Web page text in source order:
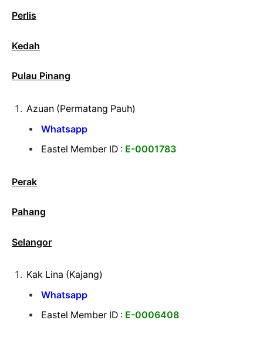
Perlis
Kedah
Pulau Pinang
Azuan (Permatang Pauh)
Whatsapp
Eastel Member ID : E-0001783
Perak
Pahang
Selangor
Kak Lina (Kajang)
Whatsapp
Eastel Member ID : E-0006408